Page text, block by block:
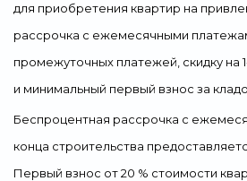
для приобретения квартир на
рассрочка с ежемесячными
промежуточных платежей, скидку на
и минимальный первый взнос за
Беспроцентная рассрочка с
конца строительства
Первый взнос от 20 % стоимости